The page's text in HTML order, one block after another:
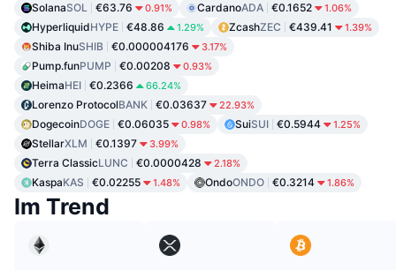
SolanaSOL €63.76 0.91% CardanoADA €0.1652 1.06%
HyperliquidHYPE €48.86 1.29% ZcashZEC €439.41 1.39%
Shiba InuSHIB €0.000004176 3.17%
Pump.funPUMP €0.00208 0.93%
HeimaHEI €0.2366 66.24%
Lorenzo ProtocolBANK €0.03637 22.93%
DogecoinDOGE €0.06035 0.98% SuiSUI €0.5944 1.25%
StellarXLM €0.1397 3.99%
Terra ClassicLUNC €0.0000428 2.18%
KaspaKAS €0.02255 1.48% OndoONDO €0.3214 1.86%
Im Trend